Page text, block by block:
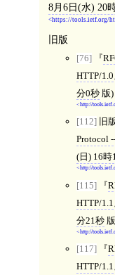
8月6日(水) 20
https://tools.ietf.org/
旧版
[76]
HTTP/1.0
分0秒版)
http://
[112]旧
Protocol
(日) 16時
http://
[115]
HTTP/1.1
分21秒
http://
[117]
HTTP/1.1